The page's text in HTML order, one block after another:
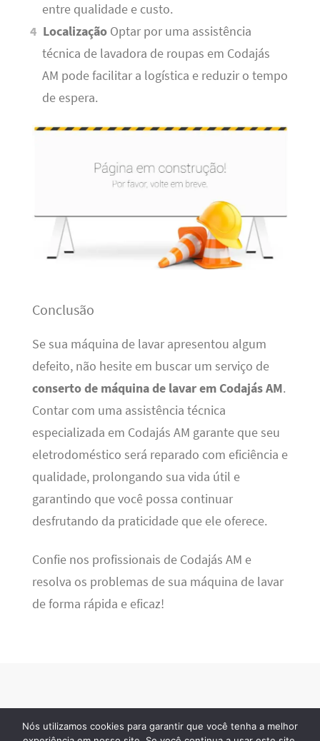
entre qualidade e custo.
Localização Optar por uma assistência
técnica de lavadora de roupas em Codajás
AM pode facilitar a logística e reduzir o tempo
de espera.
Conclusão
Se sua máquina de lavar apresentou algum
defeito, não hesite em buscar um serviço de
conserto de máquina de lavar em Codajás AM.
Contar com uma assistência técnica
especializada em Codajás AM garante que seu
eletrodoméstico será reparado com eficiência e
qualidade, prolongando sua vida útil e
garantindo que você possa continuar
desfrutando da praticidade que ele oferece.
Confie nos profissionais de Codajás AM e
resolva os problemas de sua máquina de lavar
de forma rápida e eficaz!
· 2026 © Todos os direitos reservados
Nós utilizamos cookies para garantir que você tenha a melhor